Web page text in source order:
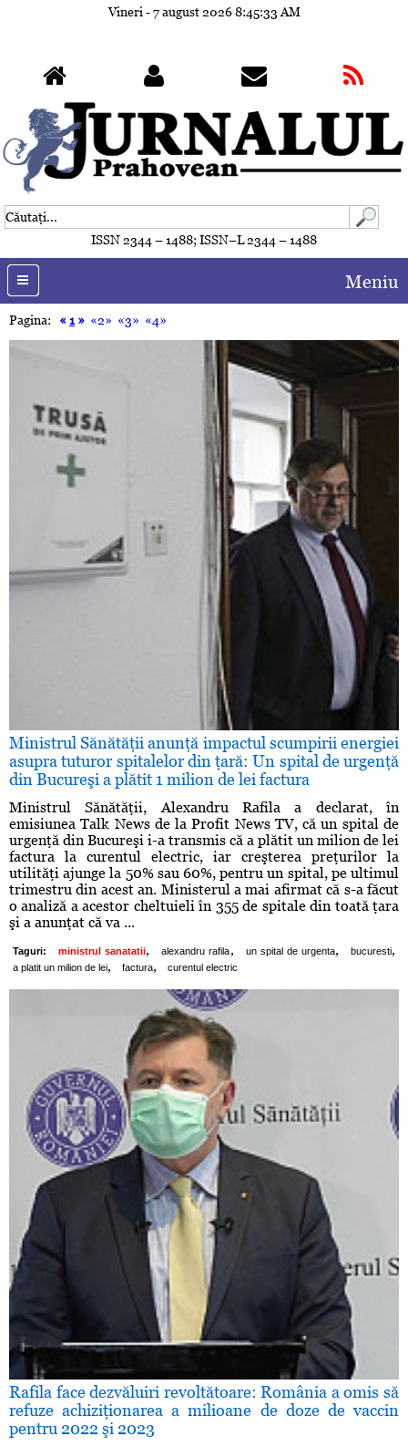
Vineri - 7 august 20268:45:36 AM
ISSN 2344 – 1488; ISSN–L 2344 – 1488
Meniu
Pagina: «1» «2» «3» «4»
Ministrul Sănătăţii anunţă impactul scumpirii energiei
asupra tuturor spitalelor din ţară: Un spital de urgenţă
din Bucureşi a plătit 1 milion de lei factura
Ministrul Sănătăţii, Alexandru Rafila a declarat, în
emisiunea Talk News de la Profit News TV, că un spital de
urgenţă din Bucureşi i-a transmis că a plătit un milion de lei
factura la curentul electric, iar creşterea preţurilor la
utilităţi ajunge la 50% sau 60%, pentru un spital, pe ultimul
trimestru din acest an. Ministerul a mai afirmat că s-a făcut
o analiză a acestor cheltuieli în 355 de spitale din toată ţara
şi a anunţat că va ...
Taguri: ministrul sanatatii, alexandru rafila, un spital de urgenta, bucuresti,
a platit un milion de lei, factura, curentul electric
Rafila face dezvăluiri revoltătoare: România a omis să
refuze achiziţionarea a milioane de doze de vaccin
pentru 2022 şi 2023